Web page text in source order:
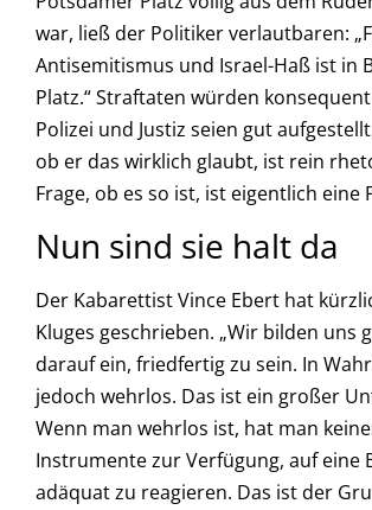
war, ließ der Politiker verlautbaren:
Antisemitismus und Israel-Haß ist in
Platz.“ Straftaten würden
Polizei und Justiz seien gut
ob er das wirklich glaubt, ist rein
Frage, ob es so ist, ist eigentlich eine
Nun sind sie halt da
Der Kabarettist Vince Ebert hat
Kluges geschrieben. „Wir bilden uns
darauf ein, friedfertig zu sein. In
jedoch wehrlos. Das ist ein großer
Wenn man wehrlos ist, hat man
Instrumente zur Verfügung, auf eine
adäquat zu reagieren. Das ist der